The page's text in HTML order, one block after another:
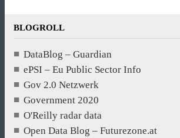
BLOGROLL
DataBlog – Guardian
ePSI – Eu Public Sector Info
Gov 2.0 Netzwerk
Government 2020
O'Reilly radar data
Open Data Blog – Futurezone.at